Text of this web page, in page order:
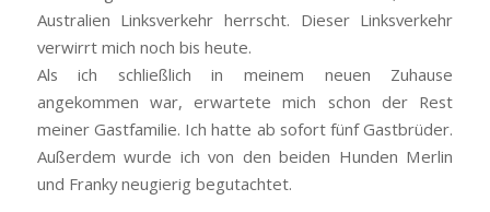
Australien Linksverkehr herrscht. Dieser Linksverkehr
verwirrt mich noch bis heute.
Als ich schließlich in meinem neuen Zuhause
angekommen war, erwartete mich schon der Rest
meiner Gastfamilie. Ich hatte ab sofort fünf Gastbrüder.
Außerdem wurde ich von den beiden Hunden Merlin
und Franky neugierig begutachtet.